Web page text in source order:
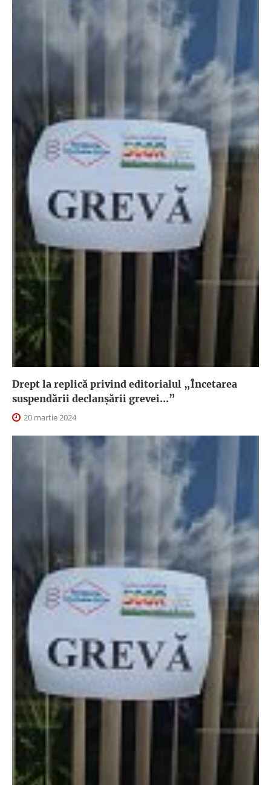
Drept la replică privind editorialul „Încetarea
suspendării declanşării grevei...”
20 martie 2024